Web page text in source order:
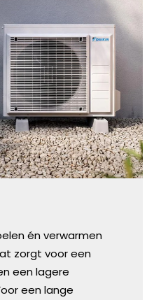
én verwarmen
zorgt voor een
een lagere
een lange